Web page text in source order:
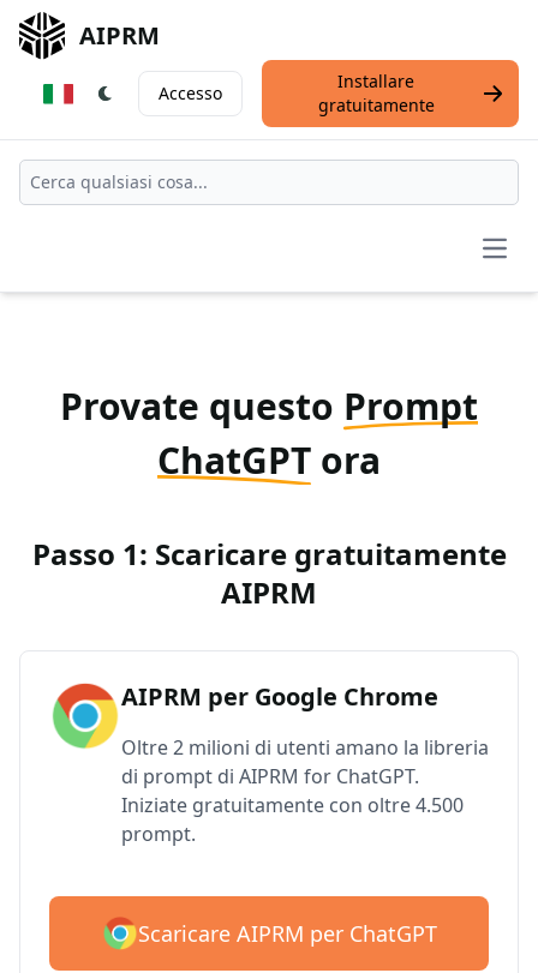
AIPRM
Accesso
Installare
gratuitamente
Provate questo Prompt
ChatGPT ora
Passo 1: Scaricare gratuitamente
AIPRM
AIPRM per Google Chrome
Oltre 2 milioni di utenti amano la libreria
di prompt di AIPRM for ChatGPT.
Iniziate gratuitamente con oltre 4.500
prompt.
Scaricare AIPRM per ChatGPT